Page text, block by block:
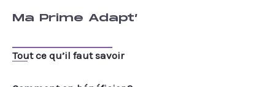
Ma Prime Adapt’
Tout ce qu’il faut savoir